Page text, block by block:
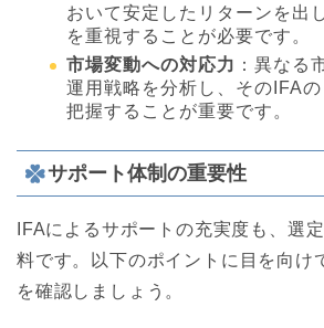
おいて安定したリターンを出
を重視することが必要です。
市場変動への対応力 ：異なる
運用戦略を分析し、そのIFA
把握することが重要です。
サポート体制の重要性
IFAによるサポートの充実度も、選
料です。以下のポイントに目を向け
を確認しましょう。